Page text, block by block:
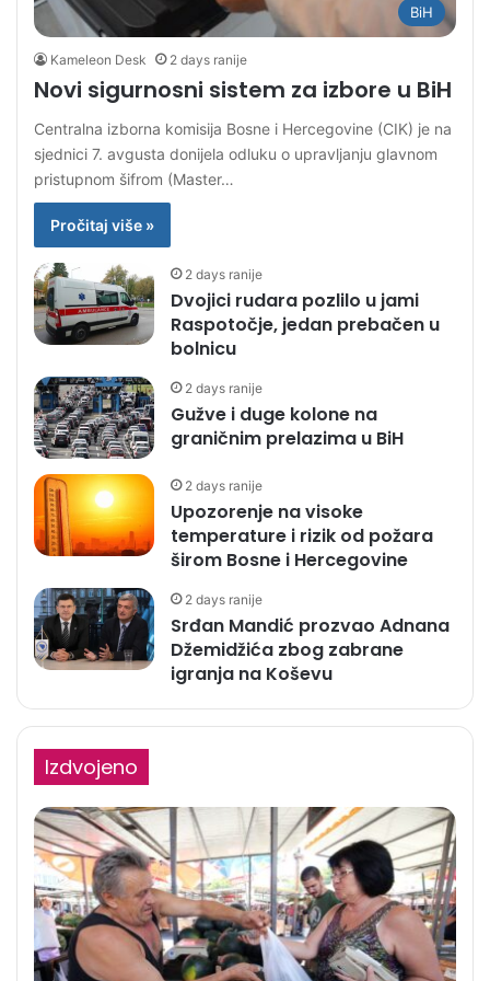
BiH
Kameleon Desk 2 days ranije
Novi sigurnosni sistem za izbore u BiH
Centralna izborna komisija Bosne i Hercegovine (CIK) je na
sjednici 7. avgusta donijela odluku o upravljanju glavnom
pristupnom šifrom (Master…
Pročitaj više »
2 days ranije
Dvojici rudara pozlilo u jami
Raspotočje, jedan prebačen u
bolnicu
2 days ranije
Gužve i duge kolone na
graničnim prelazima u BiH
2 days ranije
Upozorenje na visoke
temperature i rizik od požara
širom Bosne i Hercegovine
2 days ranije
Srđan Mandić prozvao Adnana
Džemidžića zbog zabrane
igranja na Koševu
Izdvojeno